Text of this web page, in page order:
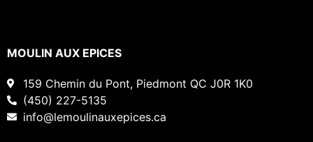
MOULIN AUX EPICES
159 Chemin du Pont, Piedmont QC J0R 1K0
(450) 227-5135
info@lemoulinauxepices.ca